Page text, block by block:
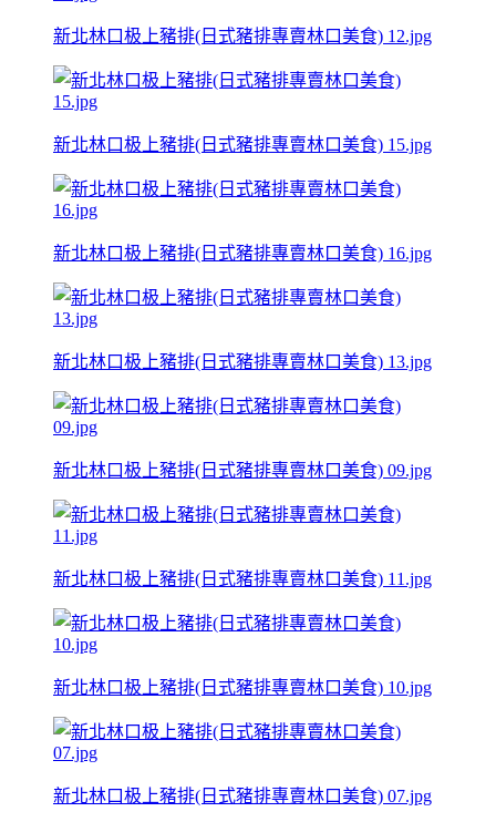
新北林口极上豬排(日式豬排專賣林口美食) 12.jpg
新北林口极上豬排(日式豬排專賣林口美食) 15.jpg
新北林口极上豬排(日式豬排專賣林口美食) 16.jpg
新北林口极上豬排(日式豬排專賣林口美食) 13.jpg
新北林口极上豬排(日式豬排專賣林口美食) 09.jpg
新北林口极上豬排(日式豬排專賣林口美食) 11.jpg
新北林口极上豬排(日式豬排專賣林口美食) 10.jpg
新北林口极上豬排(日式豬排專賣林口美食) 07.jpg